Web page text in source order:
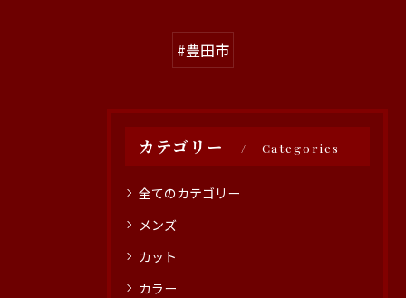
#豊田市
カテゴリー Categories
全てのカテゴリー
メンズ
カット
カラー